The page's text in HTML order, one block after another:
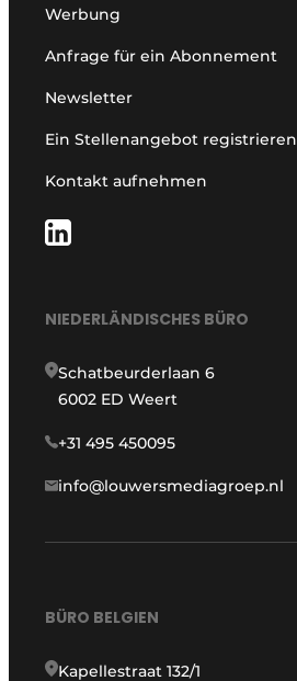
Werbung
Anfrage für ein Abonnement
Newsletter
Ein Stellenangebot registrieren
Kontakt aufnehmen
NIEDERLÄNDISCHES BÜRO
Schatbeurderlaan 6
6002 ED Weert
+31 495 450095
info@louwersmediagroep.nl
BÜRO BELGIEN
Kapellestraat 132/1